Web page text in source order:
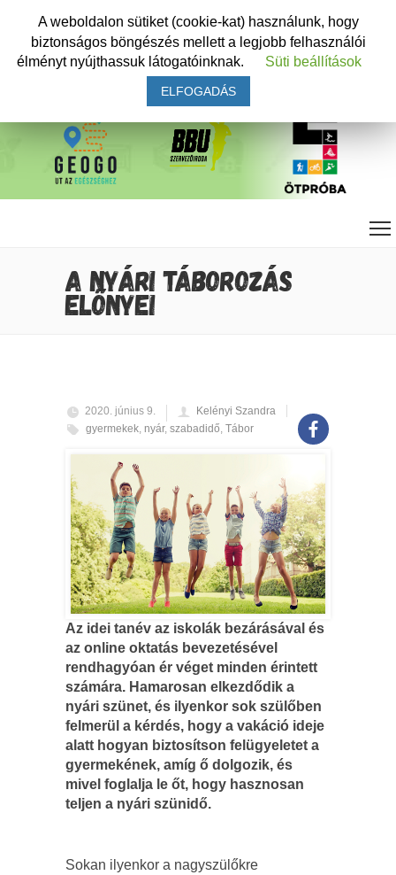
A NYÁRI TÁBOROZÁS
ELŐNYEI
2020. június 9.
Kelényi Szandra
gyermekek, nyár, szabadidő, Tábor
Az idei tanév az iskolák bezárásával és
az online oktatás bevezetésével
rendhagyóan ér véget minden érintett
számára. Hamarosan elkezdődik a
nyári szünet, és ilyenkor sok szülőben
felmerül a kérdés, hogy a vakáció ideje
alatt hogyan biztosítson felügyeletet a
gyermekének, amíg ő dolgozik, és
mivel foglalja le őt, hogy hasznosan
teljen a nyári szünidő.
Sokan ilyenkor a nagyszülőkre
A weboldalon sütiket (cookie-kat) használunk, hogy
biztonságos böngészés mellett a legjobb felhasználói
élményt nyújthassuk látogatóinknak.
Süti beállítások
ELFOGADÁS